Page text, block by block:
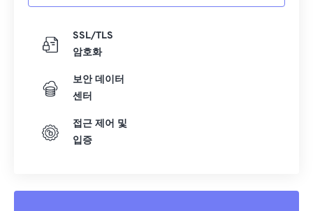
SSL/TLS
암호화
보안 데이터
센터
접근 제어 및
입증